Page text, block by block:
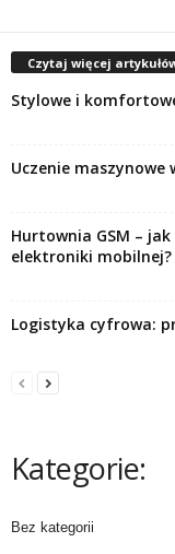
Czytaj więcej
Stylowe i
Uczenie
Hurtownia GSM –
elektroniki mobilnej?
Logistyka cyfrowa:
Kategorie:
Bez kategorii